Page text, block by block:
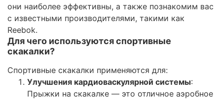
они наиболее эффективны, а также познакомим вас
с известными производителями, такими как
Reebok.
Для чего используются спортивные
скакалки?
Спортивные скакалки применяются для:
Улучшения кардиоваскулярной системы:
Прыжки на скакалке — это отличное аэробное